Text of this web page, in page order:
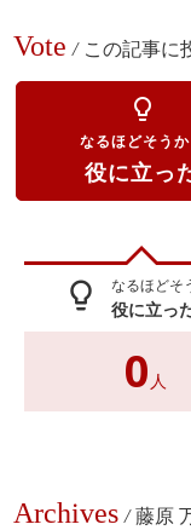
Vote / この記事に
lightbulb_outline
なるほどそうか
役に立っ
lightbulb_outline なるほどそ
役に立っ
0 人
Archives / 藤原